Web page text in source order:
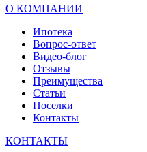
О КОМПАНИИ
Ипотека
Вопрос-ответ
Видео-блог
Отзывы
Преимущества
Статьи
Поселки
Контакты
КОНТАКТЫ